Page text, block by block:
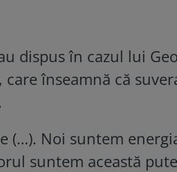
dispus în cazul lui
înseamnă că
(…). Noi suntem
suntem această